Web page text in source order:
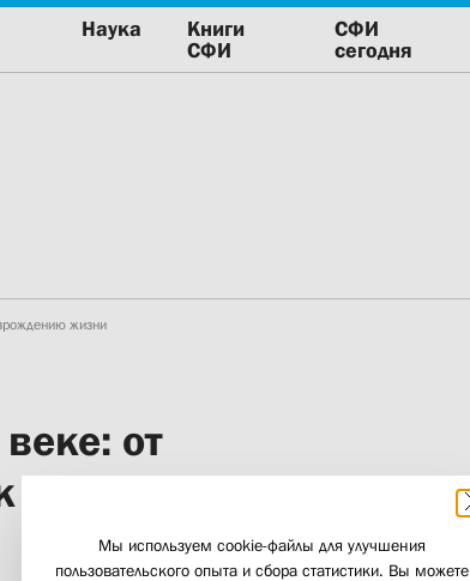
Наука
Книги
СФИ
СФИ
сегодня
жизни
от
возрождению
Мы используем cookie-файлы для улучшения
пользовательского опыта и сбора статистики. Вы можете